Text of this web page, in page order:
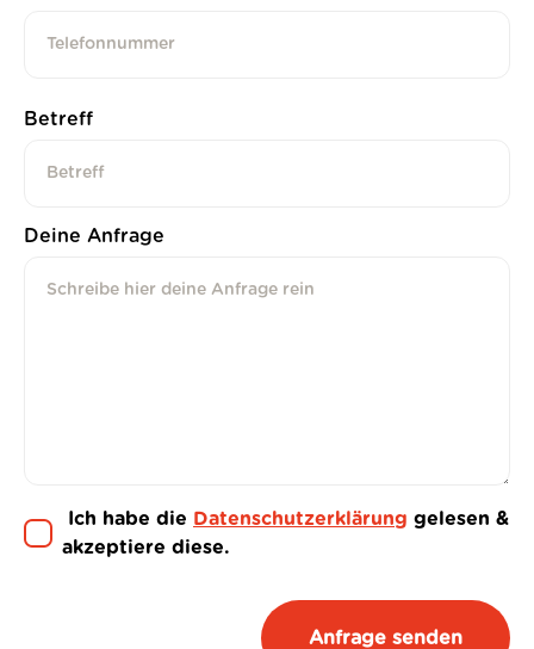
Betreff
Deine Anfrage
Ich habe die Datenschutzerklärung gelesen &
akzeptiere diese.